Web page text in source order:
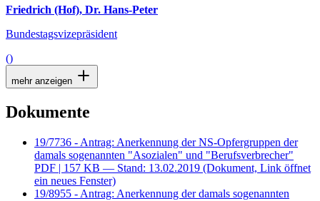
Friedrich (Hof), Dr. Hans-Peter
Bundestagsvizepräsident
()
mehr anzeigen
Dokumente
19/7736 - Antrag: Anerkennung der NS-Opfergruppen der
damals sogenannten "Asozialen" und "Berufsverbrecher"
PDF | 157 KB — Stand: 13.02.2019 (Dokument, Link öffnet
ein neues Fenster)
19/8955 - Antrag: Anerkennung der damals sogenannten